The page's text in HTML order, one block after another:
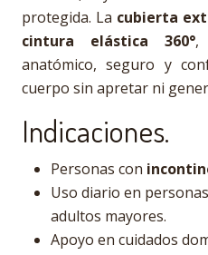
protegida. La cubierta
cintura elástica 360°,
anatómico, seguro y
cuerpo sin apretar ni
Indicaciones.
Personas con
Uso diario en
adultos mayores.
Apoyo en cuidados